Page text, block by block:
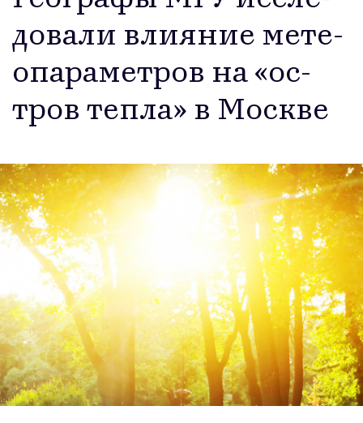
дова­ли вли­яние ме­те­
опа­рамет­ров на «ос­
тров теп­ла» в Мос­кве